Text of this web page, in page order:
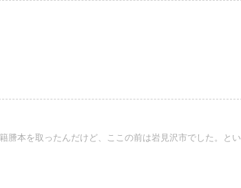
本を取ったんだけど、ここの前は岩見沢市でした。とい